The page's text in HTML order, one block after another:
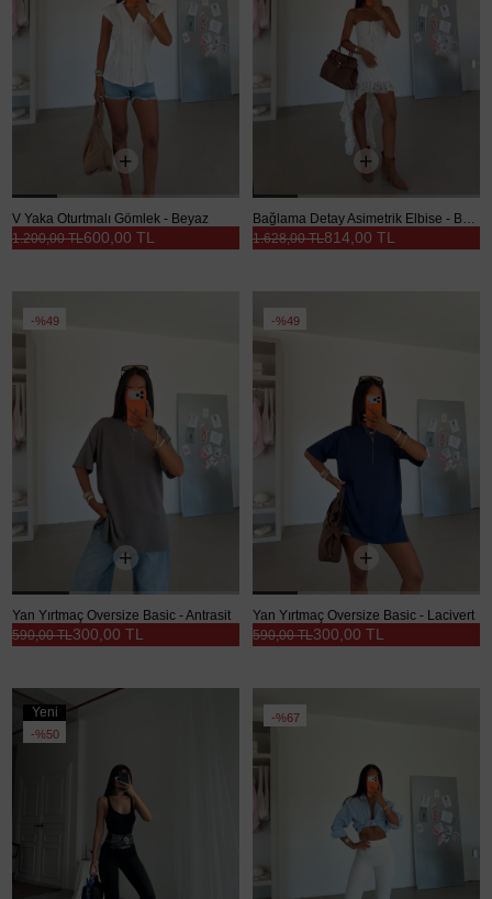
V Yaka Oturtmalı Gömlek - Beyaz
600,00 TL
1.200,00 TL
Bağlama Detay Asimetrik Elbise - Beyaz
814,00 TL
1.628,00 TL
%49
Yan Yırtmaç Oversize Basic - Antrasit
300,00 TL
590,00 TL
%49
Yan Yırtmaç Oversize Basic - Lacivert
300,00 TL
590,00 TL
Yeni
Ürün
%50
%67